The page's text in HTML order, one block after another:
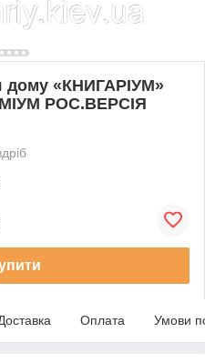
дому «КНИГАРІУМ»
РОС.ВЕРСІЯ
Оплата Умови